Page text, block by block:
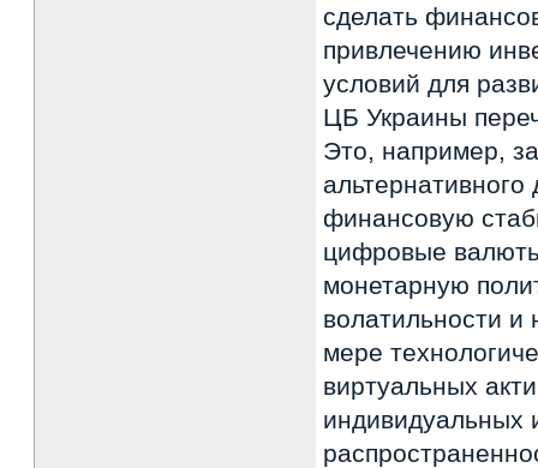
сделать
привлечению
условий для
ЦБ Украины
Это, например,
финансовую
цифровые
монетарную
волатильности
мере
виртуальных
индивидуальных